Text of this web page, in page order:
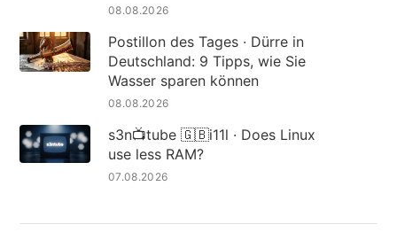
08.08.2026
Postillon des Tages · Dürre in
Deutschland: 9 Tipps, wie Sie
Wasser sparen können
08.08.2026
s3n📺tube 🇬🇧i11l · Does Linux
use less RAM?
07.08.2026